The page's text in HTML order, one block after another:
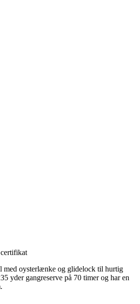
med oysterlænke og glidelock til hurtig
yder gangreserve på 70 timer og har en